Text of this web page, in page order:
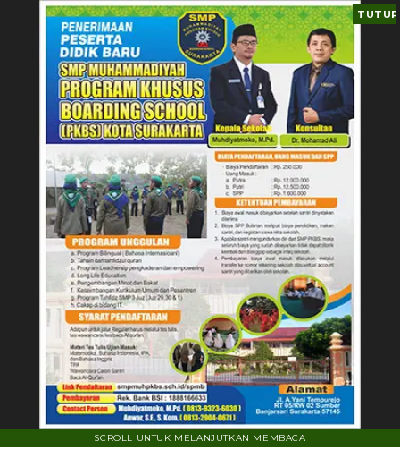
TUTUP
SCROLL UNTUK MELANJUTKAN MEMBACA